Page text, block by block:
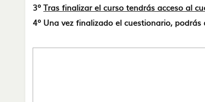
3º Tras finalizar el curso tendrás acceso al
4º Una vez finalizado el cuestionario,